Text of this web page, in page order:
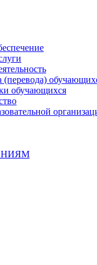
(перевода)
обучающихся